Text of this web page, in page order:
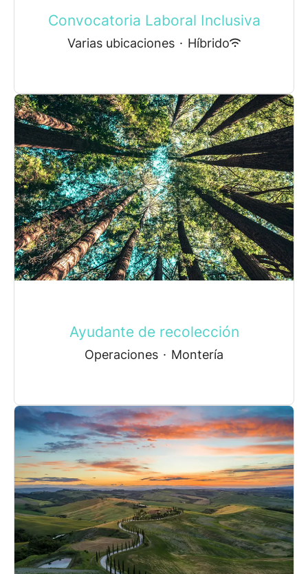
Convocatoria Laboral Inclusiva
Varias ubicaciones · Híbrido
Ayudante de recolección
Operaciones · Montería